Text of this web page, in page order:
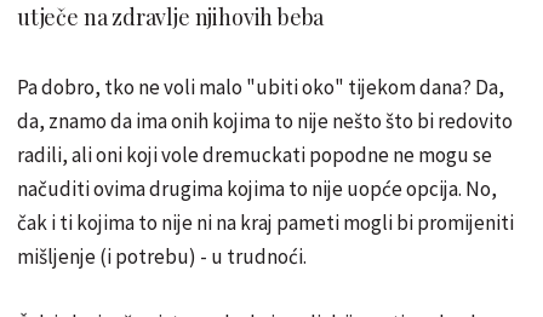
utječe na zdravlje njihovih beba
Pa dobro, tko ne voli malo "ubiti oko" tijekom dana? Da,
da, znamo da ima onih kojima to nije nešto što bi redovito
radili, ali oni koji vole dremuckati popodne ne mogu se
načuditi ovima drugima kojima to nije uopće opcija. No,
čak i ti kojima to nije ni na kraj pameti mogli bi promijeniti
mišljenje (i potrebu) - u trudnoći.